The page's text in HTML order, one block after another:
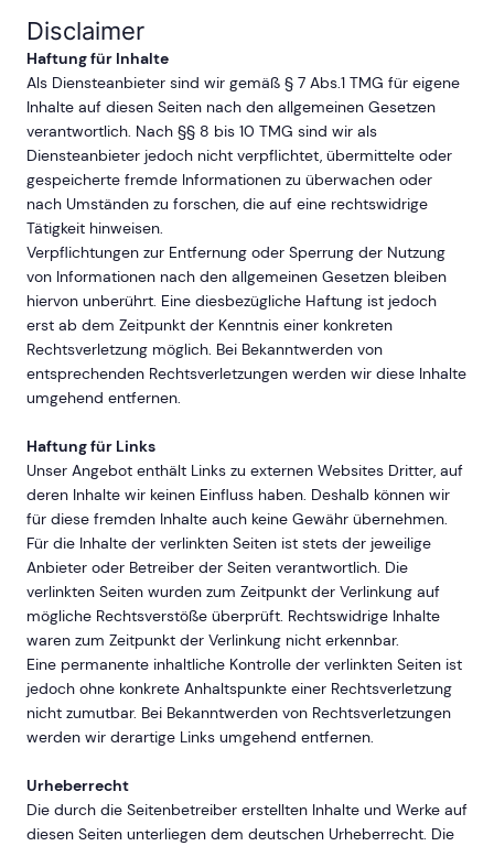
Disclaimer
Haftung für Inhalte
Als Diensteanbieter sind wir gemäß § 7 Abs.1 TMG für eigene
Inhalte auf diesen Seiten nach den allgemeinen Gesetzen
verantwortlich. Nach §§ 8 bis 10 TMG sind wir als
Diensteanbieter jedoch nicht verpflichtet, übermittelte oder
gespeicherte fremde Informationen zu überwachen oder
nach Umständen zu forschen, die auf eine rechtswidrige
Tätigkeit hinweisen.
Verpflichtungen zur Entfernung oder Sperrung der Nutzung
von Informationen nach den allgemeinen Gesetzen bleiben
hiervon unberührt. Eine diesbezügliche Haftung ist jedoch
erst ab dem Zeitpunkt der Kenntnis einer konkreten
Rechtsverletzung möglich. Bei Bekanntwerden von
entsprechenden Rechtsverletzungen werden wir diese Inhalte
umgehend entfernen.
Haftung für Links
Unser Angebot enthält Links zu externen Websites Dritter, auf
deren Inhalte wir keinen Einfluss haben. Deshalb können wir
für diese fremden Inhalte auch keine Gewähr übernehmen.
Für die Inhalte der verlinkten Seiten ist stets der jeweilige
Anbieter oder Betreiber der Seiten verantwortlich. Die
verlinkten Seiten wurden zum Zeitpunkt der Verlinkung auf
mögliche Rechtsverstöße überprüft. Rechtswidrige Inhalte
waren zum Zeitpunkt der Verlinkung nicht erkennbar.
Eine permanente inhaltliche Kontrolle der verlinkten Seiten ist
jedoch ohne konkrete Anhaltspunkte einer Rechtsverletzung
nicht zumutbar. Bei Bekanntwerden von Rechtsverletzungen
werden wir derartige Links umgehend entfernen.
Urheberrecht
Die durch die Seitenbetreiber erstellten Inhalte und Werke auf
diesen Seiten unterliegen dem deutschen Urheberrecht. Die